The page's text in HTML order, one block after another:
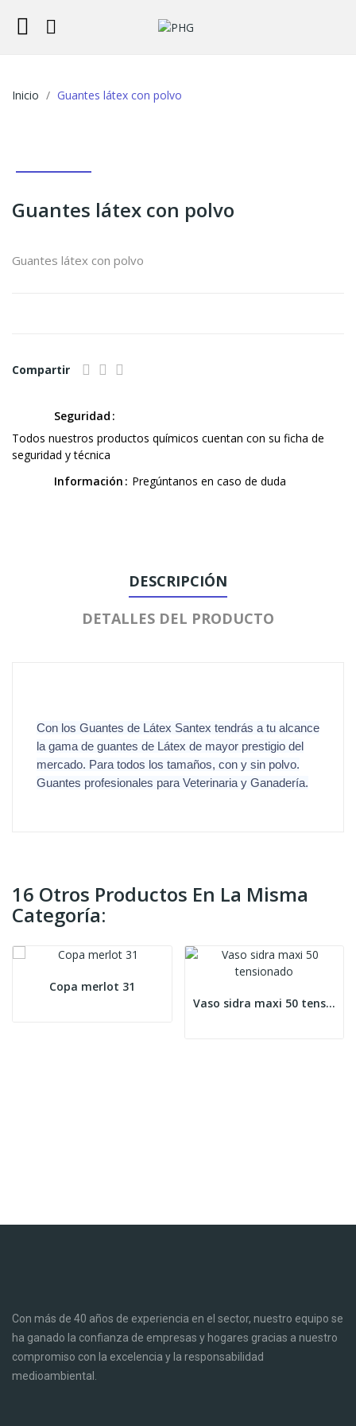
Inicio Guantes látex con polvo
Guantes látex con polvo
Guantes látex con polvo
Compartir
Seguridad
Todos nuestros productos químicos cuentan con su ficha de
seguridad y técnica
Información
Pregúntanos en caso de duda
DESCRIPCIÓN
DETALLES DEL PRODUCTO
Con los Guantes de Látex Santex tendrás a tu alcance
la gama de guantes de Látex de mayor prestigio del
mercado. Para todos los tamaños, con y sin polvo.
Guantes profesionales para Veterinaria y Ganadería.
16 Otros Productos En La Misma
Categoría:
Copa merlot 31
Vaso sidra maxi 50 tensionado
Con más de 40 años de experiencia en el sector, nuestro equipo se
ha ganado la confianza de empresas y hogares gracias a nuestro
compromiso con la excelencia y la responsabilidad
medioambiental.